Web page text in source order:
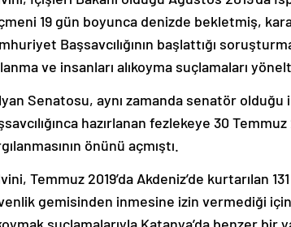
19 gün boyunca denizde bekletmiş,
Başsavcılığının başlattığı
ve insanları alıkoyma suçlamaları
Senatosu, aynı zamanda senatör
hazırlanan fezlekeye 30
önünü açmıştı.
Temmuz 2019’da Akdeniz’de kurtarılan
gemisinden inmesine izin vermediği